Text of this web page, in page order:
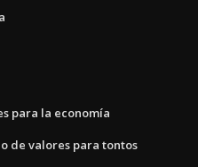
para la economía
de valores para tontos